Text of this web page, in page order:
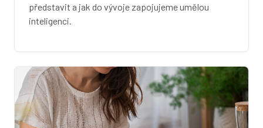
představit a jak do vývoje zapojujeme umělou
inteligenci.